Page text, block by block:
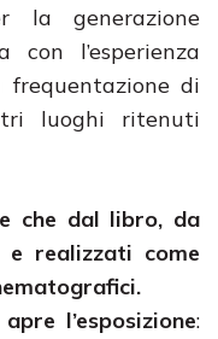
la generazione
con l’esperienza
di
luoghi ritenuti
che dal libro, da
realizzati come
apre l’esposizione: